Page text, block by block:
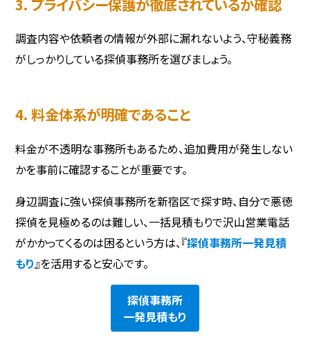
3. プライバシー保護が徹底されているか確認
調査内容や依頼者の情報が外部に漏れないよう、守秘義務
がしっかりしている探偵事務所を選びましょう。
4. 料金体系が明確であること
料金が不透明な事務所もあるため、追加費用が発生しない
かを事前に確認することが重要です。
身辺調査に強い探偵事務所を新宿区で探す時、自分で悪徳
探偵を見極めるのは難しい、一括見積もりで沢山営業電話
がかかってくるのは困るという方は、『探偵事務所一発見積
もり 』を活用すると安心です。
探偵事務所
一発見積もり